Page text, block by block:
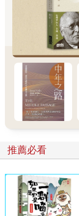
異，也衍生出特別的意
對我而言，每一個入
間。立春的到來，意
春日的懷抱。若有尚
機會補足，而初綻的
你想經歷哪些喜悅呢
自從發現二十四節氣
始把節氣當作「與太
出每一步，推動季節
立春之日，就會想起
至的溫暖。
雖然二月初仍有可能
春」兩個字顯得有些
地放慢腳步，開始重
敞的房子，想讓屋內
要靜靜等待，就會逐
地將再次回春，因此
始回升的冬至稱為「
推薦必看